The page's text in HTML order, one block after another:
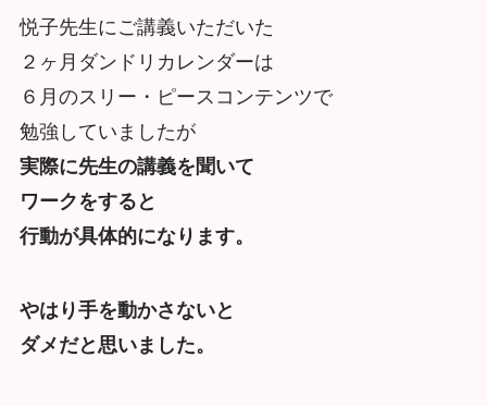
悦子先生にご講義いただいた
２ヶ月ダンドリカレンダーは
６月のスリー・ピースコンテンツで
勉強していましたが
実際に先生の講義を聞いて
ワークをすると
行動が具体的になります。
やはり手を動かさないと
ダメだと思いました。